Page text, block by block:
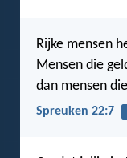
Rijke mensen
Mensen die
dan mensen
Spreuken 22:7